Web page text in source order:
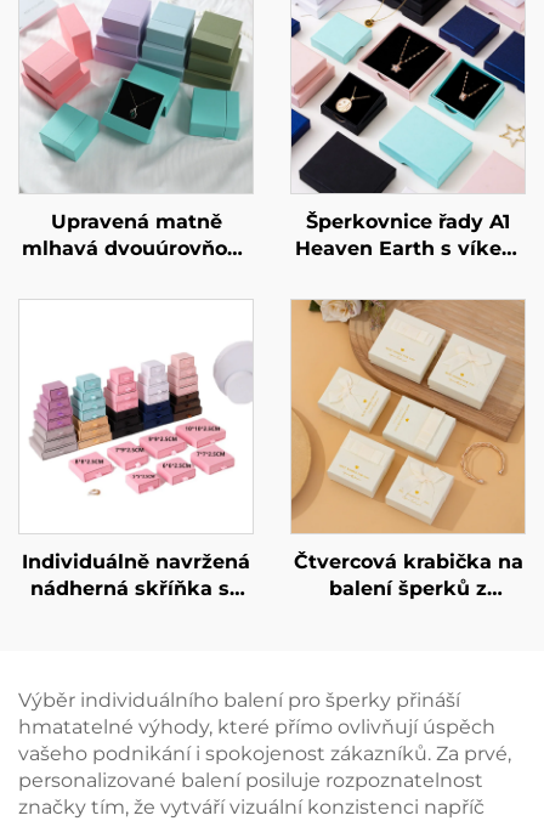
Upravená matně
mlhavá dvouúrovňová
krabička s
designem z lepenky
pro exkluzivní značku
šperků – avantgardní
identitní krabička.
Šperkovnice řady A1
Heaven Earth s víkem
náhrdelníky –
individuální rozměr a
tvar, materiál z
umělého papíru /
kartonu – speciální
velkoobchodní
nabídka
Individuálně navržená
nádherná skříňka se
ozdoby, nádherná
krabička pro umělecké
předměty určená pro
šperky, náhrdelníky a
prsteny.
Čtvercová krabička na
balení šperků z
náušnice, náhrdelníky
a náramky, dárková
krabička, velkoobchod
Výběr individuálního balení pro šperky přináší
hmatatelné výhody, které přímo ovlivňují úspěch
vašeho podnikání i spokojenost zákazníků. Za prvé,
personalizované balení posiluje rozpoznatelnost
značky tím, že vytváří vizuální konzistenci napříč